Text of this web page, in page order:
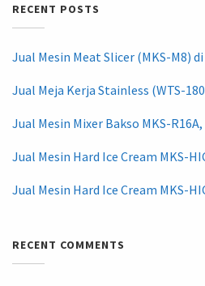
RECENT POSTS
Jual Mesin Meat Slicer (MKS-M8)
Jual Meja Kerja Stainless (WTS-
Jual Mesin Mixer Bakso MKS-
Jual Mesin Hard Ice Cream MKS-
Jual Mesin Hard Ice Cream MKS-
RECENT COMMENTS